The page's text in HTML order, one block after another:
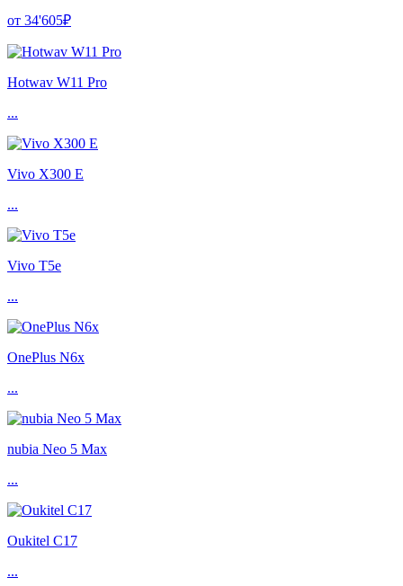
от 34'605₽
Hotwav W11 Pro
...
Vivo X300 E
...
Vivo T5e
...
OnePlus N6x
...
nubia Neo 5 Max
...
Oukitel C17
...